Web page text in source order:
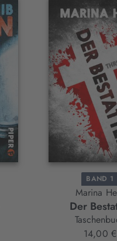
BAND 1
Marina
Der
14,00 €